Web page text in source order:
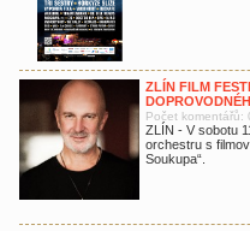
ZLÍN FILM
Počet komentářů:
ZLÍN - V sobotu
orchestru s
Soukupa“.